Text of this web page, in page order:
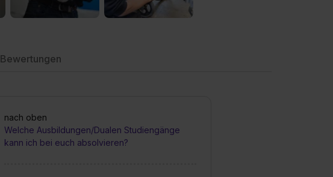
Bewertungen
nach oben
Welche Ausbildungen/Dualen Studiengänge
kann ich bei euch absolvieren?